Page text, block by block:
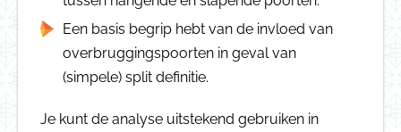
Een basis begrip hebt van de invloed van
overbruggingspoorten in geval van
(simpele) split definitie.
Je kunt de analyse uitstekend gebruiken in